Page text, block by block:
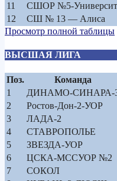
11
СШОР №5-
12
СШ № 13 — Алиса
Просмотр полной таблицы
ВЫСШАЯ ЛИГА
Поз. Команда
1
ДИНАМО-СИНАРА-
2
Ростов-Дон-2-УОР
3
ЛАДА-2
4
СТАВРОПОЛЬЕ
5
ЗВЕЗДА-УОР
6
ЦСКА-МССУОР №2
7
СОКОЛ